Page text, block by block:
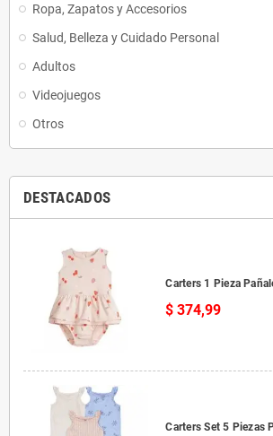
Ropa, Zapatos y Accesorios
Salud, Belleza y Cuidado Personal
Adultos
Videojuegos
Otros
DESTACADOS
Carters 1 Pieza
$ 374,99
Carters Set 5 Piezas